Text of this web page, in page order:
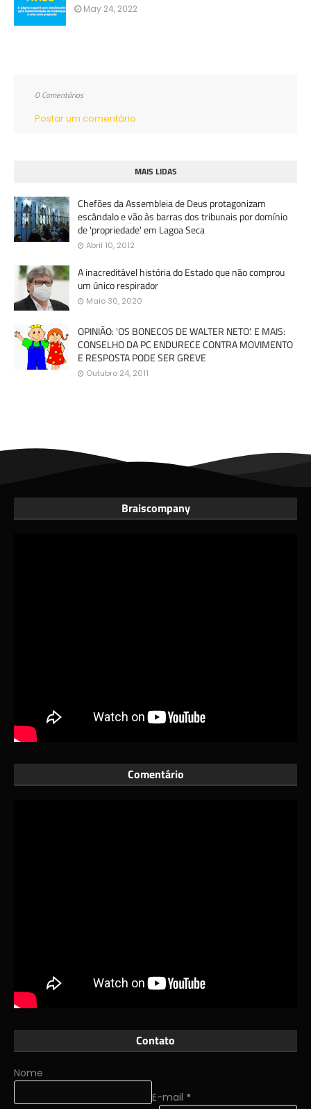
May 24, 2022
0 Comentários
Postar um comentário
MAIS LIDAS
Chefões da Assembleia de Deus protagonizam
escândalo e vão às barras dos tribunais por domínio
de 'propriedade' em Lagoa Seca
Abril 10, 2012
A inacreditável história do Estado que não comprou
um único respirador
Maio 30, 2020
OPINIÃO: 'OS BONECOS DE WALTER NETO'. E MAIS:
CONSELHO DA PC ENDURECE CONTRA MOVIMENTO
E RESPOSTA PODE SER GREVE
Outubro 24, 2011
Braiscompany
Comentário
Contato
Nome
E-mail *